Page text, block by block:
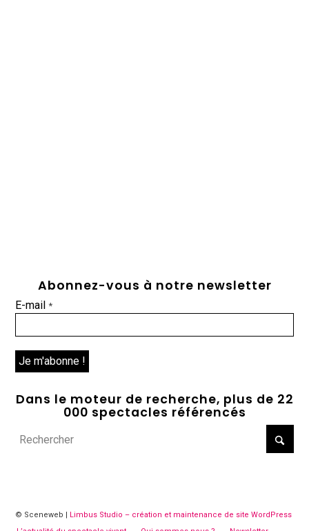
Abonnez-vous à notre newsletter
E-mail*
Dans le moteur de recherche, plus de 22
000 spectacles référencés
© Sceneweb | Limbus Studio – création et maintenance de site WordPress